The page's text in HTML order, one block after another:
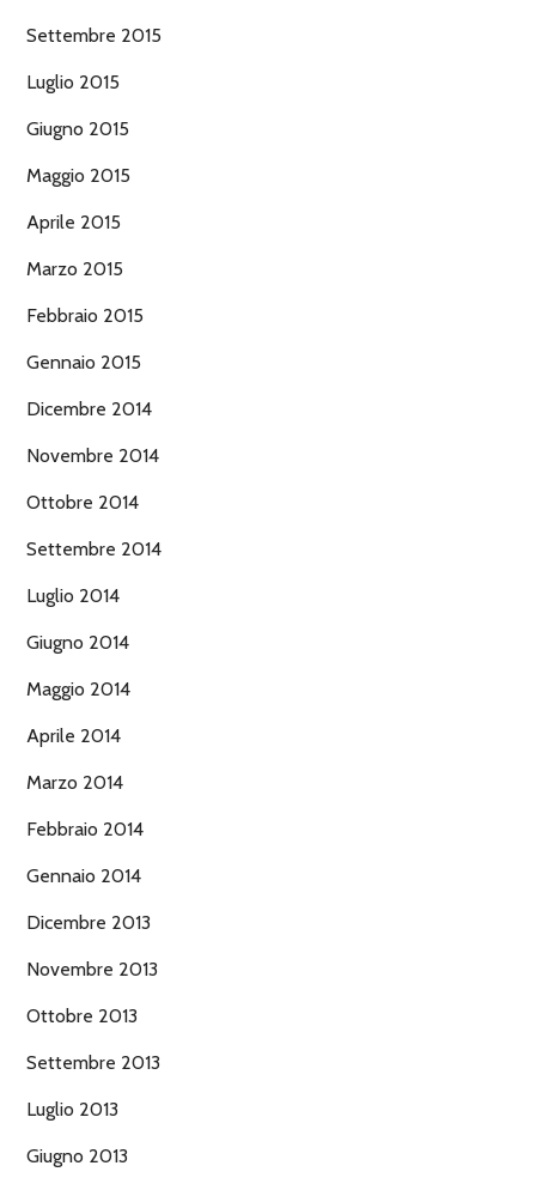
Settembre 2015
Luglio 2015
Giugno 2015
Maggio 2015
Aprile 2015
Marzo 2015
Febbraio 2015
Gennaio 2015
Dicembre 2014
Novembre 2014
Ottobre 2014
Settembre 2014
Luglio 2014
Giugno 2014
Maggio 2014
Aprile 2014
Marzo 2014
Febbraio 2014
Gennaio 2014
Dicembre 2013
Novembre 2013
Ottobre 2013
Settembre 2013
Luglio 2013
Giugno 2013